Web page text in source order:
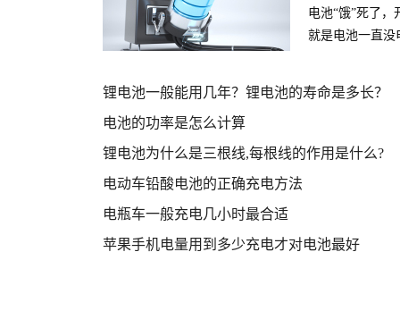
电池“饿”死了
就是电池一直没
锂电池一般能用几年？锂电池的寿命是多长？
电池的功率是怎么计算
锂电池为什么是三根线,每根线的作用是什么?
电动车铅酸电池的正确充电方法
电瓶车一般充电几小时最合适
苹果手机电量用到多少充电才对电池最好